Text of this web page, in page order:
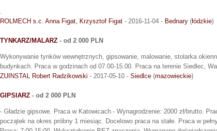
.
ROLMECH s.c. Anna Figat, Krzysztof Figat - 2016-11-04 - Bednary (łódzkie)
TYNKARZ/MALARZ - od 2 000 PLN
Wykonywanie tynków wewnętrznych, gipsowanie, malowanie, stolarka
budynkach. Praca w godzinach od 07.00-15.00. Praca na terenie Siedlec,
ZUINSTAL Robert Radzikowski - 2017-05-10 - Siedlce (mazowieckie)
GIPSIARZ - od 2 000 PLN
- Gładzie gipsowe. Praca w Katowicach.- Wynagrodzenie: 2000 zł/brutto.
początek na okres próbny 1 miesiąc. Docelowo praca na stałe. Praca w